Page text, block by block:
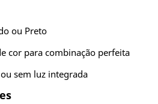
ou Preto
cor para combinação perfeita
sem luz integrada